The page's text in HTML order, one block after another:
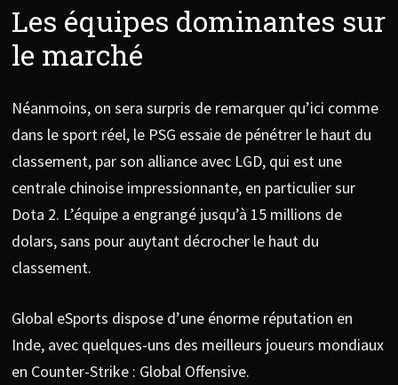
Les équipes dominantes sur
le marché
Néanmoins, on sera surpris de remarquer qu’ici comme
dans le sport réel, le PSG essaie de pénétrer le haut du
classement, par son alliance avec LGD, qui est une
centrale chinoise impressionnante, en particulier sur
Dota 2. L’équipe a engrangé jusqu’à 15 millions de
dolars, sans pour auytant décrocher le haut du
classement.
Global eSports dispose d’une énorme réputation en
Inde, avec quelques-uns des meilleurs joueurs mondiaux
en Counter-Strike : Global Offensive.